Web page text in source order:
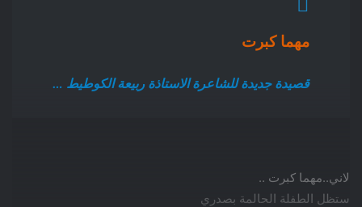
مهما كبرت
قصيدة جديدة للشاعرة الاستاذة ربيعة الكوطيط …
لاني..مهما كبرت ..
ستظل الطفلة الحالمة بصدري